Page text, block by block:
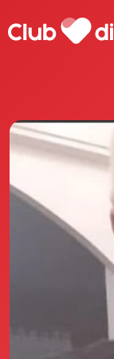
Scopri
Le
La
Annunci
Agenzia
Love Notebook